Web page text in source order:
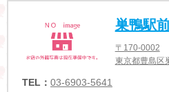
巣鴨駅
〒170-0002
東京都豊島
TEL： 03-6903-5641